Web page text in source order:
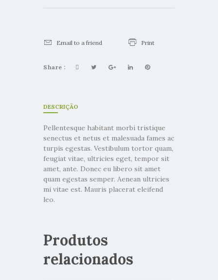
Email to a friend Print
Share :
DESCRIÇÃO
Pellentesque habitant morbi tristique
senectus et netus et malesuada fames ac
turpis egestas. Vestibulum tortor quam,
feugiat vitae, ultricies eget, tempor sit
amet, ante. Donec eu libero sit amet
quam egestas semper. Aenean ultricies
mi vitae est. Mauris placerat eleifend
leo.
Produtos
relacionados